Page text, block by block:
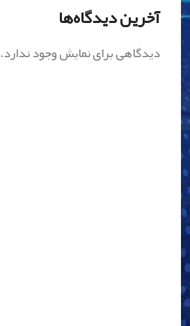
آخرین دیدگاه‌ها
دیدگاهی برای نمایش وجود ندارد.